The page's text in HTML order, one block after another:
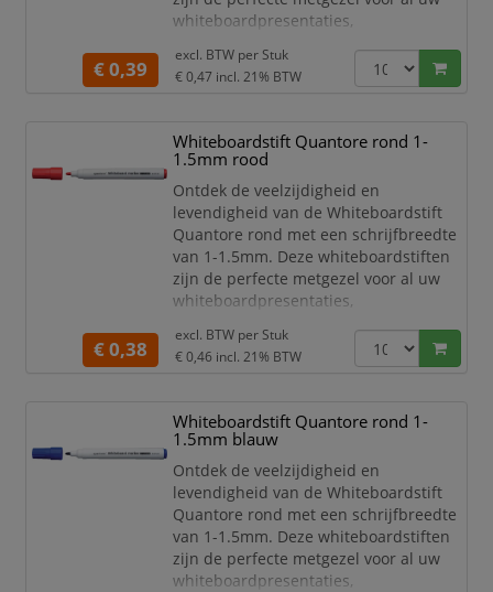
whiteboardpresentaties,
brengen een nieuwe dimensie van
helderheid en gemak in uw
Met een inkt op alcoholbasis bieden
deze stiften een soepele, gelijkmatige
schrijfervaring die moeiteloos over het
whiteboard glijdt. Of u nu not
€ 0,39
excl. BTW per Stuk
€ 0,47 incl. 21% BTW
Whiteboardstift Quantore rond 1-
1.5mm rood
Ontdek de veelzijdigheid en
levendigheid van de Whiteboardstift
Quantore rond met een schrijfbreedte
van 1-1.5mm. Deze whiteboardstiften
zijn de perfecte metgezel voor al uw
whiteboardpresentaties,
brengen een nieuwe dimensie van
helderheid en gemak in uw
Met een inkt op alcoholbasis bieden
deze stiften een soepele, gelijkmatige
schrijfervaring die moeiteloos over het
whiteboard glijdt. Of u nu not
€ 0,38
excl. BTW per Stuk
€ 0,46 incl. 21% BTW
Whiteboardstift Quantore rond 1-
1.5mm blauw
Ontdek de veelzijdigheid en
levendigheid van de Whiteboardstift
Quantore rond met een schrijfbreedte
van 1-1.5mm. Deze whiteboardstiften
zijn de perfecte metgezel voor al uw
whiteboardpresentaties,